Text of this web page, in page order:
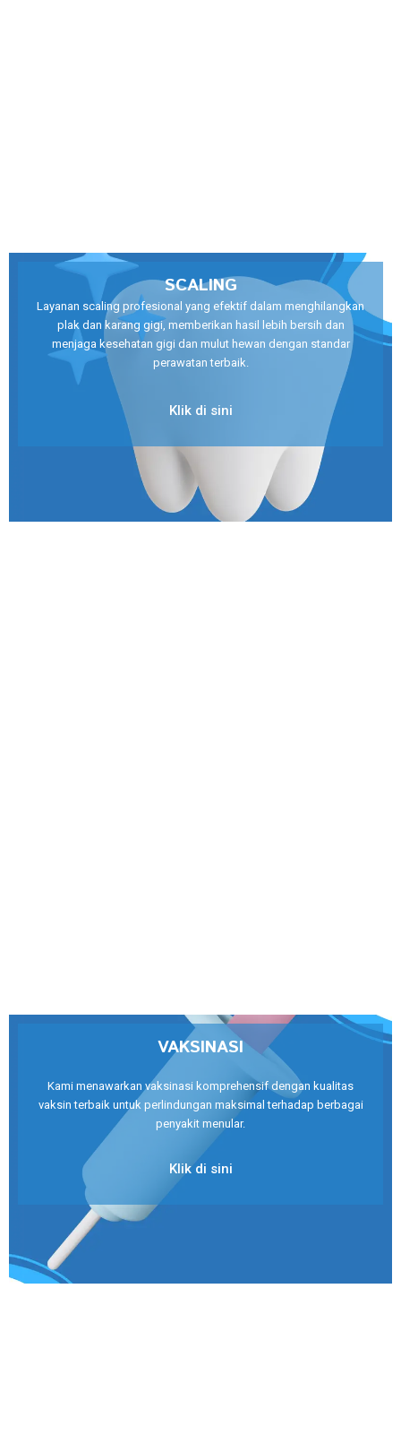
SCALING
Layanan scaling profesional yang efektif dalam menghilangkan
plak dan karang gigi, memberikan hasil lebih bersih dan
menjaga kesehatan gigi dan mulut hewan dengan standar
perawatan terbaik.
Klik di sini
VAKSINASI
Kami menawarkan vaksinasi komprehensif dengan kualitas
vaksin terbaik untuk perlindungan maksimal terhadap berbagai
penyakit menular.
Klik di sini